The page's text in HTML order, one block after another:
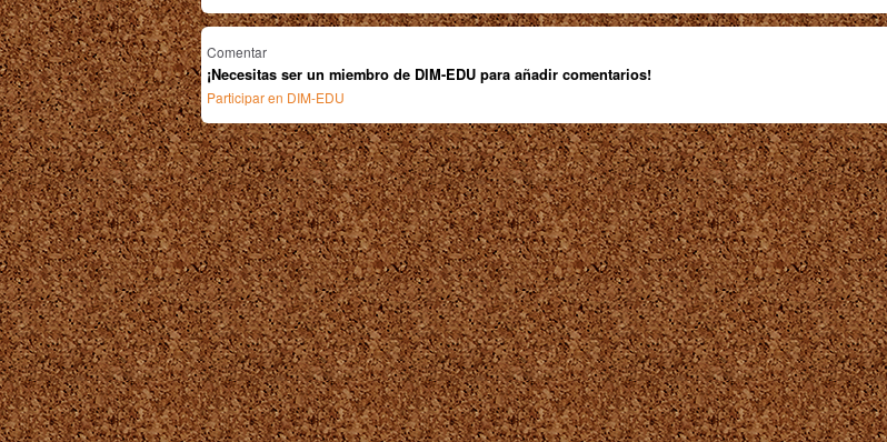
Comentar
¡Necesitas ser un miembro de DIM-EDU para añadir comentarios!
Participar en DIM-EDU